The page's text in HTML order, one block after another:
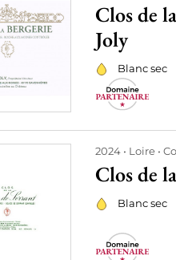
Clos de
Joly
Blanc sec
2024 Loire
Clos de
Blanc sec